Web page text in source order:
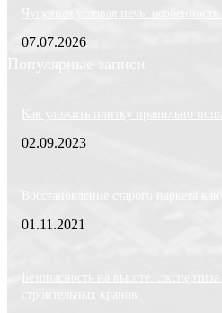
Чугунная угловая печь:
07.07.2026
Популярные записи
Как уложить плитку правильно
02.09.2023
Восстановление старого паркета
01.11.2021
Безопасность на высоте:
строительных кранов